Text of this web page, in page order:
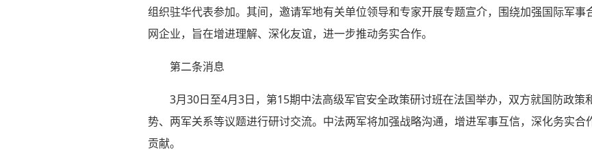
组织驻华代表参加。其间，邀请军地有关单位领导和专家开展专题宣介，围绕加强国际军
网企业，旨在增进理解、深化友谊，进一步推动务实合作。
第二条消息
3月30日至4月3日，第15期中法高级军官安全政策研讨班在法国举办，双方就国防政策
势、两军关系等议题进行研讨交流。中法两军将加强战略沟通，增进军事互信，深化务实合
贡献。